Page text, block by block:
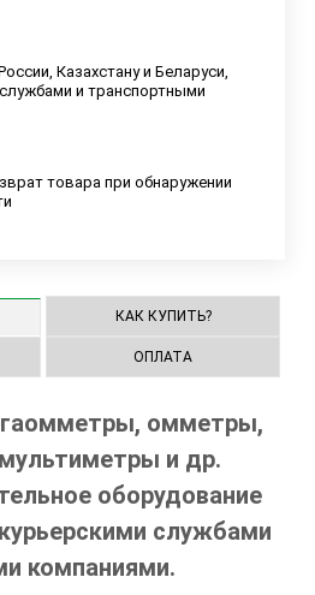
Казахстану и Беларуси,
и транспортными
товара при обнаружении
КАК КУПИТЬ?
ОПЛАТА
омметры,
и др.
оборудование
службами
компаниями.